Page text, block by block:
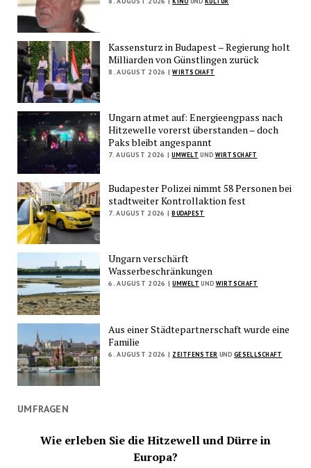
Kassensturz in Budapest – Regierung holt
Milliarden von Günstlingen zurück
8. AUGUST 2026 | WIRTSCHAFT
Ungarn atmet auf: Energieengpass nach
Hitzewelle vorerst überstanden – doch
Paks bleibt angespannt
7. AUGUST 2026 | UMWELT UND WIRTSCHAFT
Budapester Polizei nimmt 58 Personen bei
stadtweiter Kontrollaktion fest
7. AUGUST 2026 | BUDAPEST
Ungarn verschärft
Wasserbeschränkungen
6. AUGUST 2026 | UMWELT UND WIRTSCHAFT
Aus einer Städtepartnerschaft wurde eine
Familie
6. AUGUST 2026 | ZEITFENSTER UNDGESELLSCHAFT
UMFRAGEN
Wie erleben Sie die Hitzewell und Dürre in
Europa?